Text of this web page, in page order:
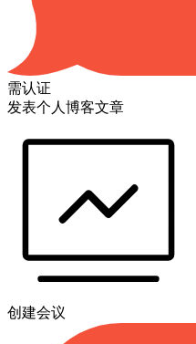
需认证
发表个人博客文章
创建会议